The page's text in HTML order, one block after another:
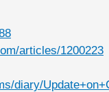
articles/1200223
diary/